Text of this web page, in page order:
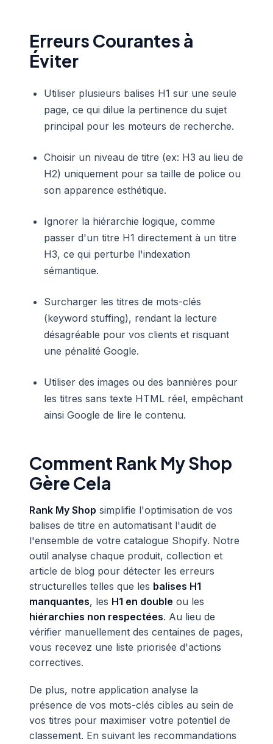
Erreurs Courantes à
Éviter
Utiliser plusieurs balises H1 sur une seule
page, ce qui dilue la pertinence du sujet
principal pour les moteurs de recherche.
Choisir un niveau de titre (ex: H3 au lieu de
H2) uniquement pour sa taille de police ou
son apparence esthétique.
Ignorer la hiérarchie logique, comme
passer d'un titre H1 directement à un titre
H3, ce qui perturbe l'indexation
sémantique.
Surcharger les titres de mots-clés
(keyword stuffing), rendant la lecture
désagréable pour vos clients et risquant
une pénalité Google.
Utiliser des images ou des bannières pour
les titres sans texte HTML réel, empêchant
ainsi Google de lire le contenu.
Comment Rank My Shop
Gère Cela
Rank My Shop simplifie l'optimisation de vos
balises de titre en automatisant l'audit de
l'ensemble de votre catalogue Shopify. Notre
outil analyse chaque produit, collection et
article de blog pour détecter les erreurs
structurelles telles que les balises H1
manquantes, les H1 en double ou les
hiérarchies non respectées. Au lieu de
vérifier manuellement des centaines de pages,
vous recevez une liste priorisée d'actions
correctives.
De plus, notre application analyse la
présence de vos mots-clés cibles au sein de
vos titres pour maximiser votre potentiel de
classement. En suivant les recommandations